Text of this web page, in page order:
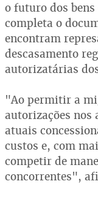
o futuro dos
completa o
encontram
descasamento
autorizatárias
"Ao permitir a
autorizações nos
atuais
custos e, com
competir de
concorrentes",